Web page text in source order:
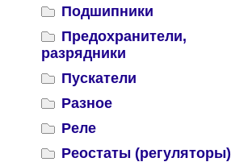
Подшипники
Предохранители,
разрядники
Пускатели
Разное
Реле
Реостаты (регуляторы)